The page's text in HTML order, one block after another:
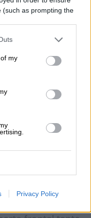
(such as prompting the
my
Privacy Policy
insignia de
la imagen más